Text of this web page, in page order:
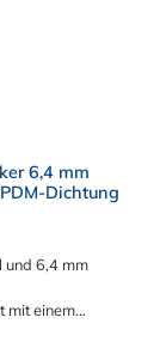
6,4 mm
Dichtung
und 6,4 mm
mit einem